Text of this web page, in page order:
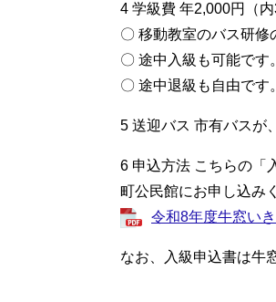
4 学級費 年2,000円（
〇 移動教室のバス研修
〇 途中入級も可能です
〇 途中退級も自由です
5 送迎バス 市有バスが
6 申込方法 こちらの「
町公民館にお申し込み
令和8年度牛窓い
なお、入級申込書は牛